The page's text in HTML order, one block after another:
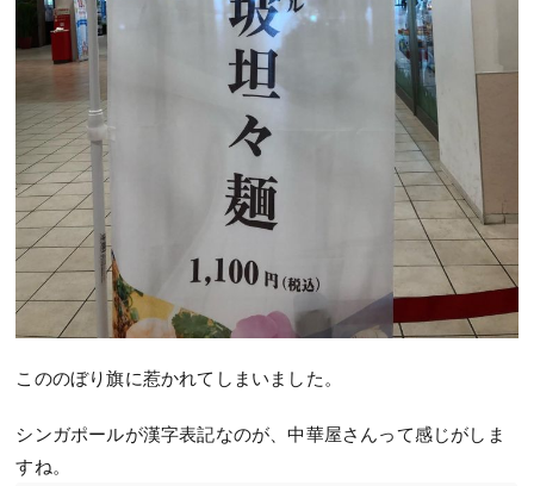
こののぼり旗に惹かれてしまいました。
シンガポールが漢字表記なのが、中華屋さんって感じがしま
すね。